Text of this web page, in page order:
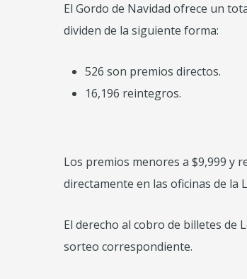
El Gordo de Navidad ofrece un
dividen de la siguiente forma:
526 son premios directos.
16,196 reintegros.
Los premios menores a $9,999 y
directamente en las oficinas de la
El derecho al cobro de billetes de
sorteo correspondiente.